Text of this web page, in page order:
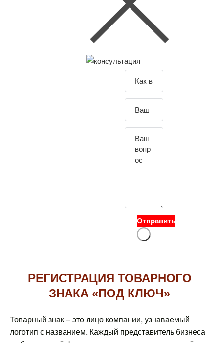
Отправить
РЕГИСТРАЦИЯ ТОВАРНОГО
ЗНАКА «ПОД КЛЮЧ»
Товарный знак – это лицо компании, узнаваемый
логотип с названием. Каждый представитель бизнеса